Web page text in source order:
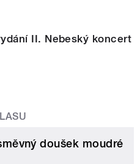
II. Nebeský koncert
doušek moudré